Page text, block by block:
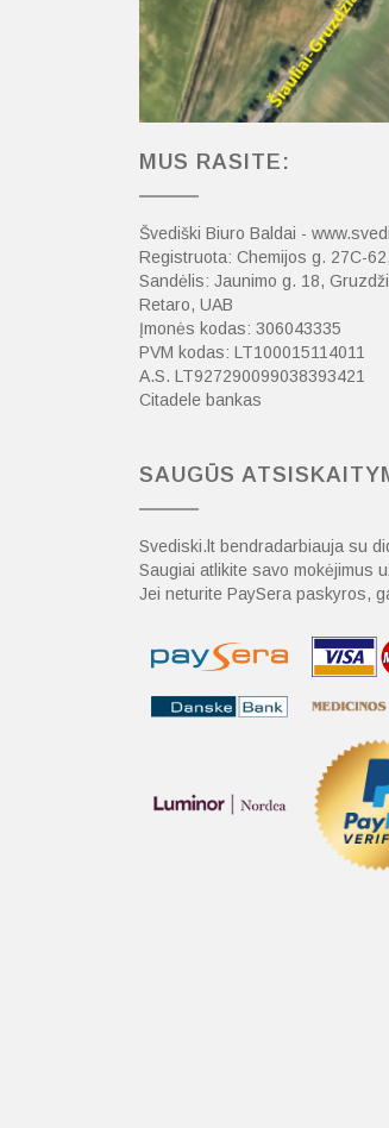
MUS RASITE:
Švediški Biuro Baldai -
Registruota: Chemijos g. 27C-
Sandėlis: Jaunimo g. 18,
Retaro, UAB
Įmonės kodas: 306043335
PVM kodas: LT100015114011
A.S. LT927290099038393421
Citadele bankas
SAUGŪS
Svediski.lt bendradarbiauja su
Saugiai atlikite savo mokėjimus
Jei neturite PaySera paskyros,